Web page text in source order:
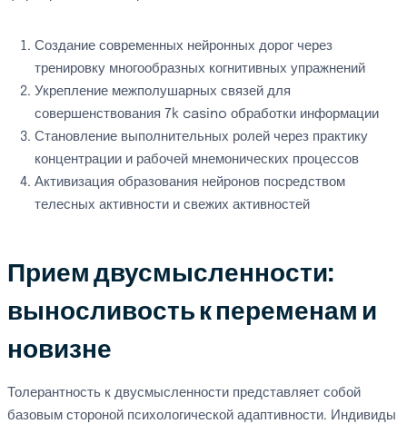
Создание современных нейронных дорог через
тренировку многообразных когнитивных упражнений
Укрепление межполушарных связей для
совершенствования 7k casino обработки информации
Становление выполнительных ролей через практику
концентрации и рабочей мнемонических процессов
Активизация образования нейронов посредством
телесных активности и свежих активностей
Прием двусмысленности:
выносливость к переменам и
новизне
Толерантность к двусмысленности представляет собой
базовым стороной психологической адаптивности. Индивиды